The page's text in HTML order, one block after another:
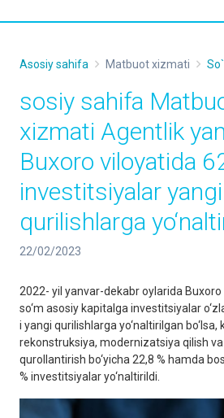
Asosiy sahifa Matbuot xizmati
sosiy sahifa
xizmati Agentlik
Buxoro viloyatida
investitsiyalar yangi
qurilishlarga
22/02/2023
2022- yil yanvar-dekabr oylarida
so‘m asosiy kapitalga investitsiyalar
i yangi qurilishlarga yo‘naltirilgan bo‘lsa,
rekonstruksiya, modernizatsiya qilish
qurollantirish bo‘yicha 22,8 % hamda
% investitsiyalar yo‘naltirildi.